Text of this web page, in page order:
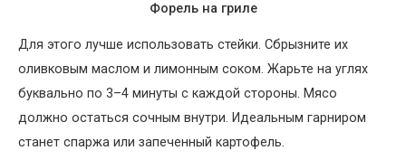
Форель на гриле
Для этого лучше использовать стейки. Сбрызните их
оливковым маслом и лимонным соком. Жарьте на углях
буквально по 3–4 минуты с каждой стороны. Мясо
должно остаться сочным внутри. Идеальным гарниром
станет спаржа или запеченный картофель.